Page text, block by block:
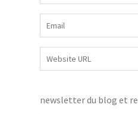
newsletter du blog et